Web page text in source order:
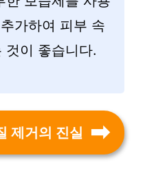
가하여 피부 속
것이 좋습니다.
제거의 진실